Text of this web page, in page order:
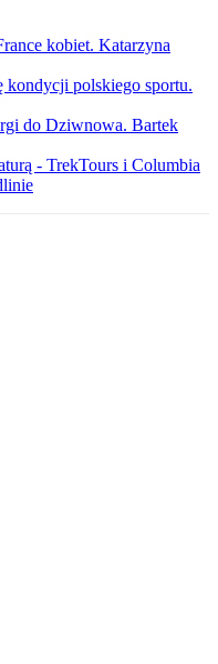
kobiet. Katarzyna
kondycji polskiego sportu.
do Dziwnowa. Bartek
- TrekTours i Columbia